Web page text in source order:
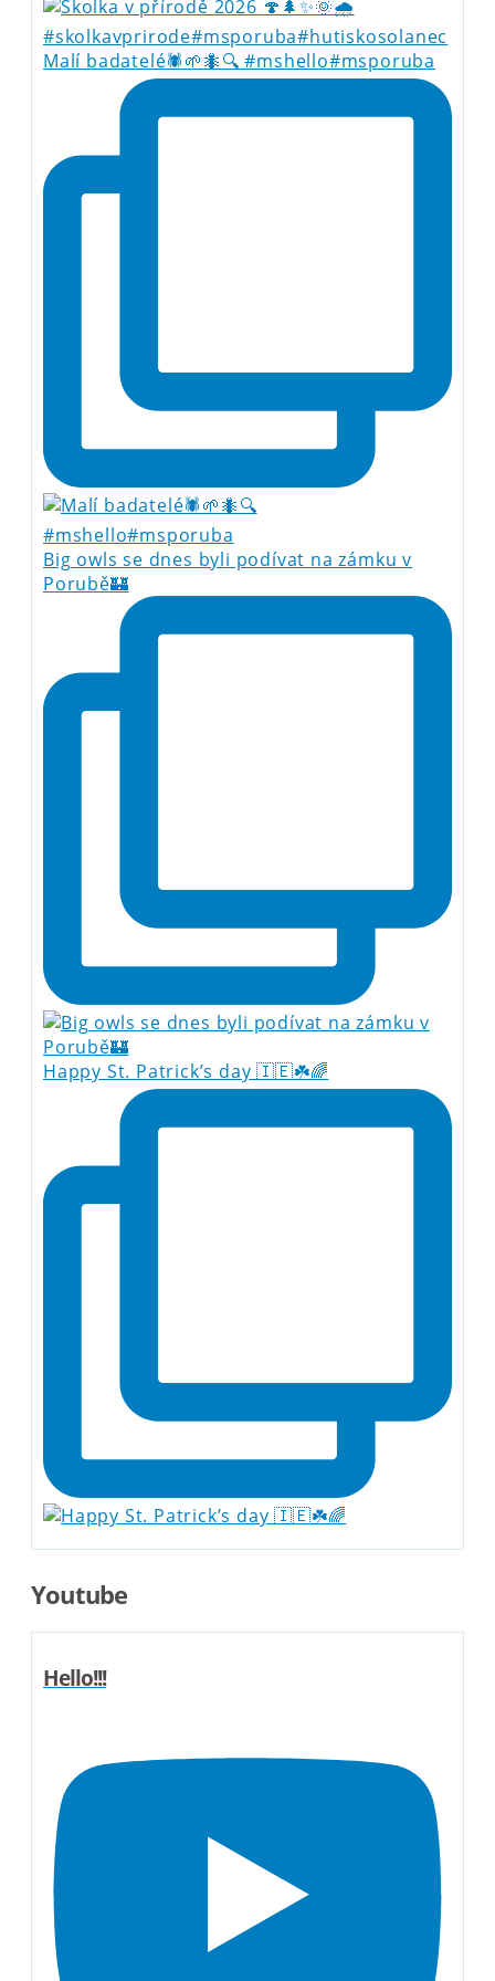
Malí badatelé🕷️🌱🐜🔍 #mshello#msporuba
Big owls se dnes byli podívat na zámku v
Porubě🏰
Happy St. Patrick’s day 🇮🇪☘️🌈
Youtube
Hello!!!